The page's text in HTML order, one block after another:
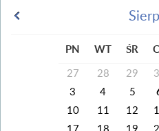
PN WT ŚR
27 28 29
3
4 5
10
11 12
17
18 19